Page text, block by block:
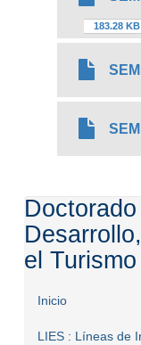
183.28 KB
el Turismo
Inicio
LIES : Líneas de